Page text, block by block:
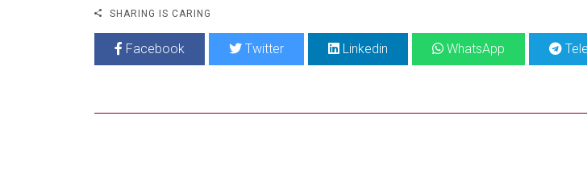
SHARING IS CARING
Facebook Twitter Linkedin WhatsApp